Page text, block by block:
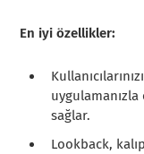
En iyi özellikler:
sağlar.
Lookback,